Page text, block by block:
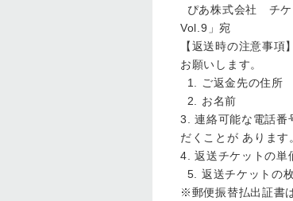
ぴあ株式会社 チケ
Vol.9」宛
【返送時の注意事
お願いします。
1. ご返金先の住所
2. お名前
3. 連絡可能な電話番
だくことが あります
4. 返送チケットの単
5. 返送チケットの
※郵便振替払出証書